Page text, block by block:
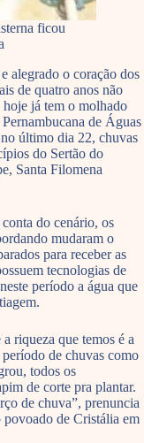
ficou
alegrado o coração dos
de quatro anos não
já tem o molhado
de Águas
último dia 22, chuvas
do Sertão do
Santa Filomena
do cenário, os
mudaram o
para receber as
tecnologias de
período a água que
riqueza que temos é a
de chuvas como
todos os
de corte pra plantar.
de chuva”, prenuncia
de Cristália em